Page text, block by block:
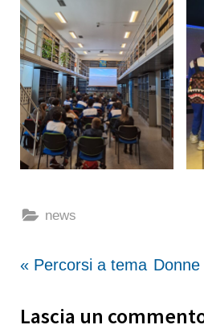
news
Navigazione
articoli
P
e
Percorsi a tema N
x
Lascia un